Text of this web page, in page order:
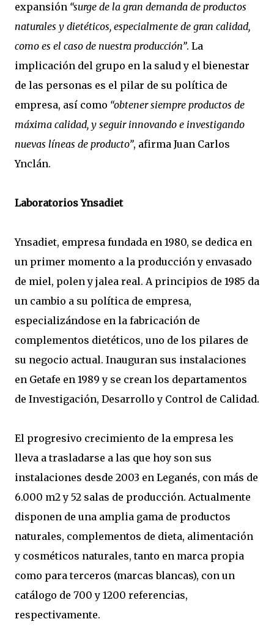
expansión “surge de la gran demanda de productos
naturales y dietéticos, especialmente de gran calidad,
como es el caso de nuestra producción”. La
implicación del grupo en la salud y el bienestar
de las personas es el pilar de su política de
empresa, así como “obtener siempre productos de
máxima calidad, y seguir innovando e investigando
nuevas líneas de producto”, afirma Juan Carlos
Ynclán.
Laboratorios Ynsadiet
Ynsadiet, empresa fundada en 1980, se dedica en
un primer momento a la producción y envasado
de miel, polen y jalea real. A principios de 1985 da
un cambio a su política de empresa,
especializándose en la fabricación de
complementos dietéticos, uno de los pilares de
su negocio actual. Inauguran sus instalaciones
en Getafe en 1989 y se crean los departamentos
de Investigación, Desarrollo y Control de Calidad.
El progresivo crecimiento de la empresa les
lleva a trasladarse a las que hoy son sus
instalaciones desde 2003 en Leganés, con más de
6.000 m2 y 52 salas de producción. Actualmente
disponen de una amplia gama de productos
naturales, complementos de dieta, alimentación
y cosméticos naturales, tanto en marca propia
como para terceros (marcas blancas), con un
catálogo de 700 y 1200 referencias,
respectivamente.